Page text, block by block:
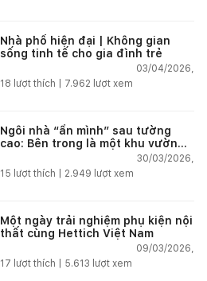
Nhà phố hiện đại | Không gian
sống tinh tế cho gia đình trẻ
03/04/2026,
18 lượt thích | 7.962 lượt xem
Ngôi nhà “ẩn mình” sau tường
cao: Bên trong là một khu vườn
30/03/2026,
15 lượt thích | 2.949 lượt xem
Một ngày trải nghiệm phụ kiện nội
thất cùng Hettich Việt Nam
09/03/2026,
17 lượt thích | 5.613 lượt xem